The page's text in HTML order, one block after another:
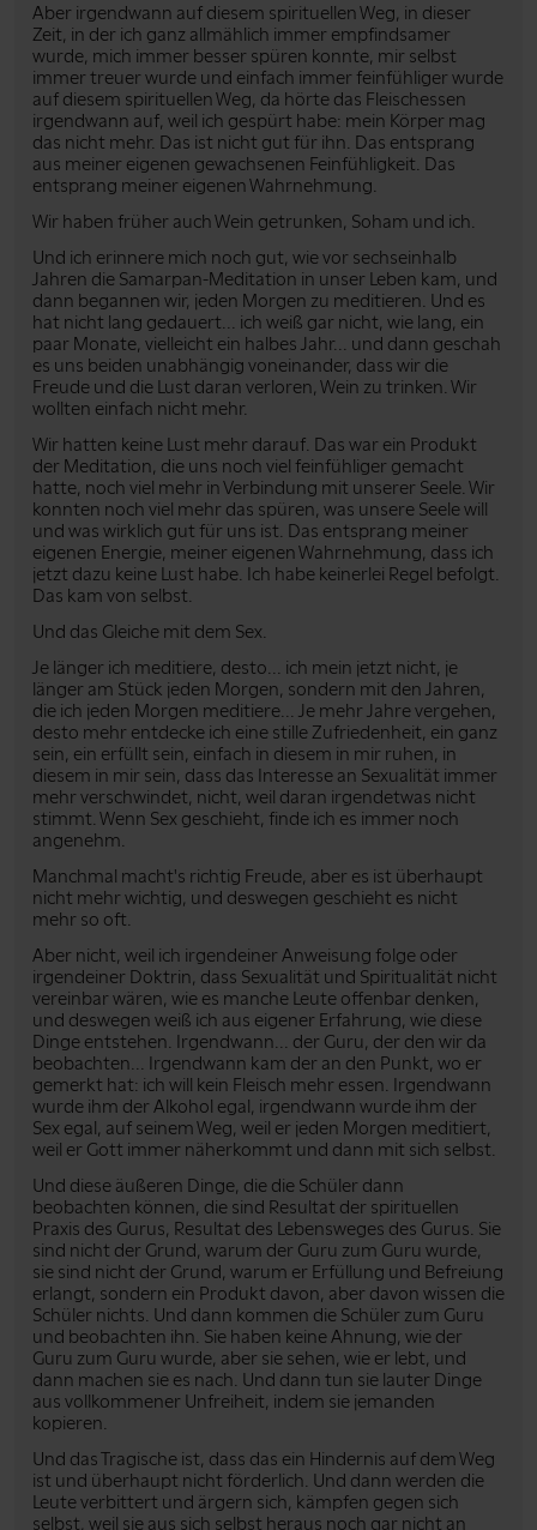
Aber irgendwann auf diesem spirituellen Weg, in dieser
Zeit, in der ich ganz allmählich immer empfindsamer
wurde, mich immer besser spüren konnte, mir selbst
immer treuer wurde und einfach immer feinfühliger wurde
auf diesem spirituellen Weg, da hörte das Fleischessen
irgendwann auf, weil ich gespürt habe: mein Körper mag
das nicht mehr. Das ist nicht gut für ihn. Das entsprang
aus meiner eigenen gewachsenen Feinfühligkeit. Das
entsprang meiner eigenen Wahrnehmung.
Wir haben früher auch Wein getrunken, Soham und ich.
Und ich erinnere mich noch gut, wie vor sechseinhalb
Jahren die Samarpan-Meditation in unser Leben kam, und
dann begannen wir, jeden Morgen zu meditieren. Und es
hat nicht lang gedauert... ich weiß gar nicht, wie lang, ein
paar Monate, vielleicht ein halbes Jahr... und dann geschah
es uns beiden unabhängig voneinander, dass wir die
Freude und die Lust daran verloren, Wein zu trinken. Wir
wollten einfach nicht mehr.
Wir hatten keine Lust mehr darauf. Das war ein Produkt
der Meditation, die uns noch viel feinfühliger gemacht
hatte, noch viel mehr in Verbindung mit unserer Seele. Wir
konnten noch viel mehr das spüren, was unsere Seele will
und was wirklich gut für uns ist. Das entsprang meiner
eigenen Energie, meiner eigenen Wahrnehmung, dass ich
jetzt dazu keine Lust habe. Ich habe keinerlei Regel befolgt.
Das kam von selbst.
Und das Gleiche mit dem Sex.
Je länger ich meditiere, desto... ich mein jetzt nicht, je
länger am Stück jeden Morgen, sondern mit den Jahren,
die ich jeden Morgen meditiere... Je mehr Jahre vergehen,
desto mehr entdecke ich eine stille Zufriedenheit, ein ganz
sein, ein erfüllt sein, einfach in diesem in mir ruhen, in
diesem in mir sein, dass das Interesse an Sexualität immer
mehr verschwindet, nicht, weil daran irgendetwas nicht
stimmt. Wenn Sex geschieht, finde ich es immer noch
angenehm.
Manchmal macht's richtig Freude, aber es ist überhaupt
nicht mehr wichtig, und deswegen geschieht es nicht
mehr so oft.
Aber nicht, weil ich irgendeiner Anweisung folge oder
irgendeiner Doktrin, dass Sexualität und Spiritualität nicht
vereinbar wären, wie es manche Leute offenbar denken,
und deswegen weiß ich aus eigener Erfahrung, wie diese
Dinge entstehen. Irgendwann... der Guru, der den wir da
beobachten... Irgendwann kam der an den Punkt, wo er
gemerkt hat: ich will kein Fleisch mehr essen. Irgendwann
wurde ihm der Alkohol egal, irgendwann wurde ihm der
Sex egal, auf seinem Weg, weil er jeden Morgen meditiert,
weil er Gott immer näherkommt und dann mit sich selbst.
Und diese äußeren Dinge, die die Schüler dann
beobachten können, die sind Resultat der spirituellen
Praxis des Gurus, Resultat des Lebensweges des Gurus. Sie
sind nicht der Grund, warum der Guru zum Guru wurde,
sie sind nicht der Grund, warum er Erfüllung und Befreiung
erlangt, sondern ein Produkt davon, aber davon wissen die
Schüler nichts. Und dann kommen die Schüler zum Guru
und beobachten ihn. Sie haben keine Ahnung, wie der
Guru zum Guru wurde, aber sie sehen, wie er lebt, und
dann machen sie es nach. Und dann tun sie lauter Dinge
aus vollkommener Unfreiheit, indem sie jemanden
kopieren.
Und das Tragische ist, dass das ein Hindernis auf dem Weg
ist und überhaupt nicht förderlich. Und dann werden die
Leute verbittert und ärgern sich, kämpfen gegen sich
selbst, weil sie aus sich selbst heraus noch gar nicht an